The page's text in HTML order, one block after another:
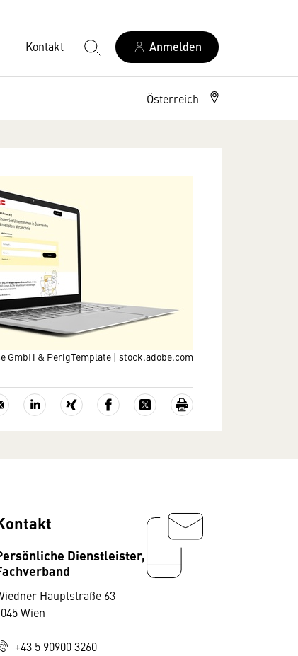
Kontakt Anmelden
Österreich
GmbH & PerigTemplate | stock.adobe.com
Dienstleister,
Hauptstraße 63
Wien
+43 5 90900 3260